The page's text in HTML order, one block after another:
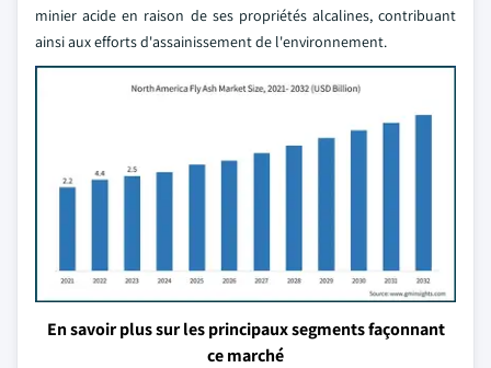
minier acide en raison de ses propriétés alcalines, contribuant
ainsi aux efforts d'assainissement de l'environnement.
En savoir plus sur les principaux segments façonnant
ce marché